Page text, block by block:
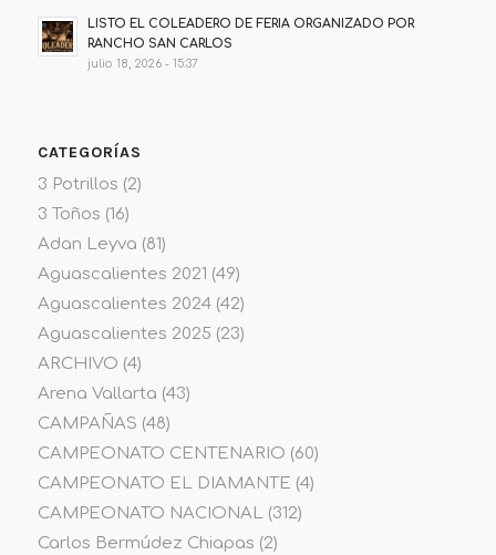
LISTO EL COLEADERO DE FERIA ORGANIZADO POR
RANCHO SAN CARLOS
julio 18, 2026 - 15:37
CATEGORÍAS
3 Potrillos (2)
3 Toños (16)
Adan Leyva (81)
Aguascalientes 2021 (49)
Aguascalientes 2024(42)
Aguascalientes 2025 (23)
ARCHIVO (4)
Arena Vallarta (43)
CAMPAÑAS (48)
CAMPEONATO CENTENARIO (60)
CAMPEONATO EL DIAMANTE (4)
CAMPEONATO NACIONAL(312)
Carlos Bermúdez Chiapas (2)